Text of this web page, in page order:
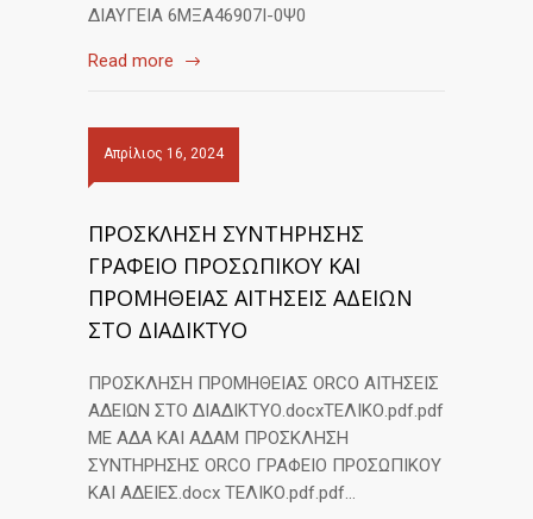
ΔΙΑΥΓΕΙΑ 6ΜΞΑ46907Ι-0Ψ0
Read more
Απρίλιος 16, 2024
ΠΡΟΣΚΛΗΣΗ ΣΥΝΤΗΡΗΣΗΣ
ΓΡΑΦΕΙΟ ΠΡΟΣΩΠΙΚΟΥ ΚΑΙ
ΠΡΟΜΗΘΕΙΑΣ ΑΙΤΗΣΕΙΣ ΑΔΕΙΩΝ
ΣΤΟ ΔΙΑΔΙΚΤΥΟ
ΠΡΟΣΚΛΗΣΗ ΠΡΟΜΗΘΕΙΑΣ ORCO ΑΙΤΗΣΕΙΣ
ΑΔΕΙΩΝ ΣΤΟ ΔΙΑΔΙΚΤΥΟ.docxΤΕΛΙΚΟ.pdf.pdf
ΜΕ ΑΔΑ ΚΑΙ ΑΔΑΜ ΠΡΟΣΚΛΗΣΗ
ΣΥΝΤΗΡΗΣΗΣ ORCO ΓΡΑΦΕΙΟ ΠΡΟΣΩΠΙΚΟΥ
ΚΑΙ ΑΔΕΙΕΣ.docx ΤΕΛΙΚΟ.pdf.pdf…